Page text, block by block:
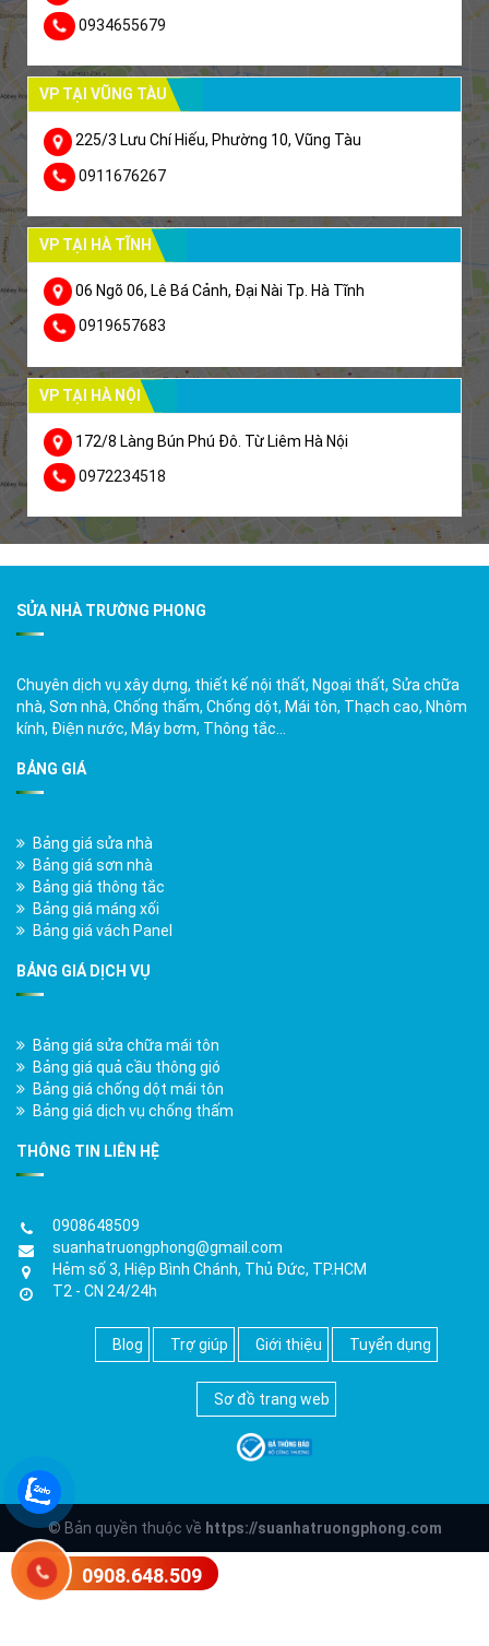
0934655679
VP TẠI VŨNG TÀU
225/3 Lưu Chí Hiếu, Phường 10, Vũng Tàu
0911676267
VP TẠI HÀ TĨNH
06 Ngõ 06, Lê Bá Cảnh, Đại Nài Tp. Hà Tĩnh
0919657683
VP TẠI HÀ NỘI
172/8 Làng Bún Phú Đô. Từ Liêm Hà Nội
0972234518
SỬA NHÀ TRƯỜNG PHONG
Chuyên dịch vụ xây dựng, thiết kế nội thất, Ngoại thất, Sửa chữa
nhà, Sơn nhà, Chống thấm, Chống dột, Mái tôn, Thạch cao, Nhôm
kính, Điện nước, Máy bơm, Thông tắc…
BẢNG GIÁ
Bảng giá sửa nhà
Bảng giá sơn nhà
Bảng giá thông tắc
Bảng giá máng xối
Bảng giá vách Panel
BẢNG GIÁ DỊCH VỤ
Bảng giá sửa chữa mái tôn
Bảng giá quả cầu thông gió
Bảng giá chống dột mái tôn
Bảng giá dịch vụ chống thấm
THÔNG TIN LIÊN HỆ
0908648509
suanhatruongphong@gmail.com
Hẻm số 3, Hiệp Bình Chánh, Thủ Đức, TP.HCM
T2 - CN 24/24h
Blog Trợ giúp Giới thiệu Tuyển dụng
Sơ đồ trang web
© Bản quyền thuộc về https://suanhatruongphong.com
0908.648.509